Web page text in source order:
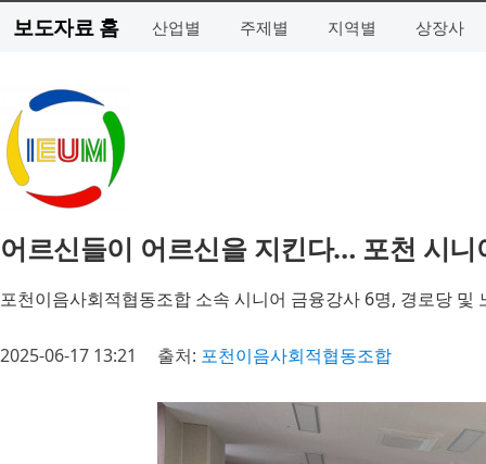
보도자료 홈 산업별 주제별 지역별 상장사
어르신들이 어르신을 지킨다… 포천 시
포천이음사회적협동조합 소속 시니어 금융강사 6명, 경로당 및
2025-06-17 13:21 출처: 포천이음사회적협동조합